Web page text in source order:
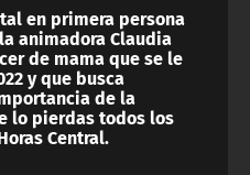
en primera persona
animadora Claudia
de mama que se le
y que busca
de la
lo pierdas todos los
Central.